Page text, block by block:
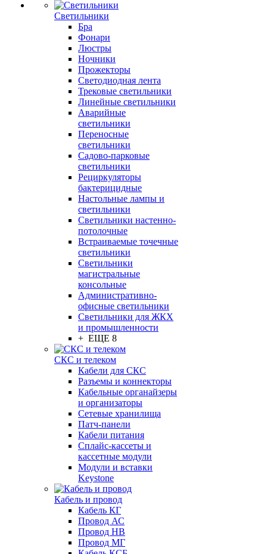
Светильники
Бра
Фонари
Люстры
Ночники
Прожекторы
Светодиодная лента
Трековые светильники
Линейные светильники
Аварийные
светильники
Переносные
светильники
Садово-парковые
светильники
Рециркуляторы
бактерицидные
Настольные лампы и
светильники
Светильники настенно-
потолочные
Встраиваемые точечные
светильники
Светильники
магистральные
консольные
Административно-
офисные светильники
Светильники для ЖКХ
и промышленности
+ ЕЩЕ 8
СКС и телеком
Кабели для СКС
Разъемы и коннекторы
Кабельные органайзеры
и организаторы
Сетевые хранилища
Патч-панели
Кабели питания
Сплайс-кассеты и
кассетные модули
Модули и вставки
Keystone
Кабель и провод
Кабель КГ
Провод АС
Провод НВ
Провод МГ